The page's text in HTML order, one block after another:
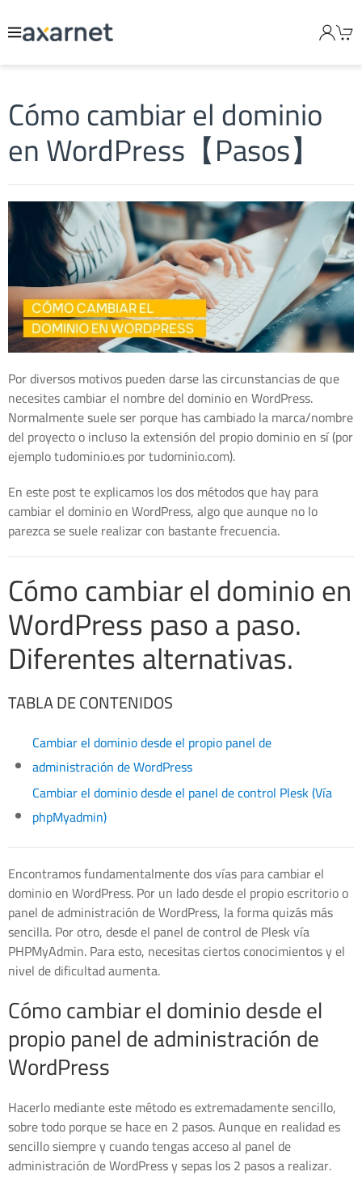
Cómo cambiar el dominio
en WordPress【Pasos】
Por diversos motivos pueden darse las circunstancias de que
necesites cambiar el nombre del dominio en WordPress.
Normalmente suele ser porque has cambiado la marca/nombre
del proyecto o incluso la extensión del propio dominio en sí (por
ejemplo tudominio.es por tudominio.com).
En este post te explicamos los dos métodos que hay para
cambiar el dominio en WordPress, algo que aunque no lo
parezca se suele realizar con bastante frecuencia.
Cómo cambiar el dominio en
WordPress paso a paso.
Diferentes alternativas.
TABLA DE CONTENIDOS
Cambiar el dominio desde el propio panel de
administración de WordPress
Cambiar el dominio desde el panel de control Plesk (Vía
phpMyadmin)
Encontramos fundamentalmente dos vías para cambiar el
dominio en WordPress. Por un lado desde el propio escritorio o
panel de administración de WordPress, la forma quizás más
sencilla. Por otro, desde el panel de control de Plesk vía
PHPMyAdmin. Para esto, necesitas ciertos conocimientos y el
nivel de dificultad aumenta.
Cómo cambiar el dominio desde el
propio panel de administración de
WordPress
Hacerlo mediante este método es extremadamente sencillo,
sobre todo porque se hace en 2 pasos. Aunque en realidad es
sencillo siempre y cuando tengas acceso al panel de
administración de WordPress y sepas los 2 pasos a realizar.